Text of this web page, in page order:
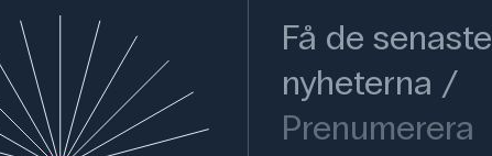
Få de senaste
nyheterna
Prenumerera